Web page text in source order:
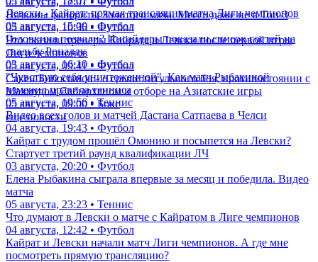
Названы фавориты Золотого мяча. Месси даже не в Топ-3
05 августа, 10:36 • Футбол
Что сказали тренеры Кайрата и Левски после первой игры
Лиги чемпионов
05 августа, 09:41 • Футбол
Сакен Бибосынов - о срыве титульного боя, противостоянии с
Махмудом Сабырханом и отборе на Азиатские игры
05 августа, 09:00 • Бокс
еще новости
Левски - Кайрат: прямая трансляция матча Лиги чемпионов
03 августа, 15:00 • Футбол
Головкина позвали? Инсайдеры показали список гостей на
свадьбу Роналду
03 августа, 16:10 • Футбол
"Чувствую себя уничтоженной". Как матч Рыбакиной
изменил правила тенниса
05 августа, 19:56 • Теннис
Видео всех голов и матчей Дастана Сатпаева в Челси
04 августа, 19:43 • Футбол
Кайрат с трудом прошёл Омонию и посыпется на Левски?
Стартует третий раунд квалификации ЛЧ
03 августа, 20:20 • Футбол
Елена Рыбакина сыграла впервые за месяц и победила. Видео
матча
05 августа, 23:23 • Теннис
Что думают в Левски о матче с Кайратом в Лиге чемпионов
04 августа, 12:42 • Футбол
Кайрат и Левски начали матч Лиги чемпионов. А где мне
посмотреть прямую трансляцию?